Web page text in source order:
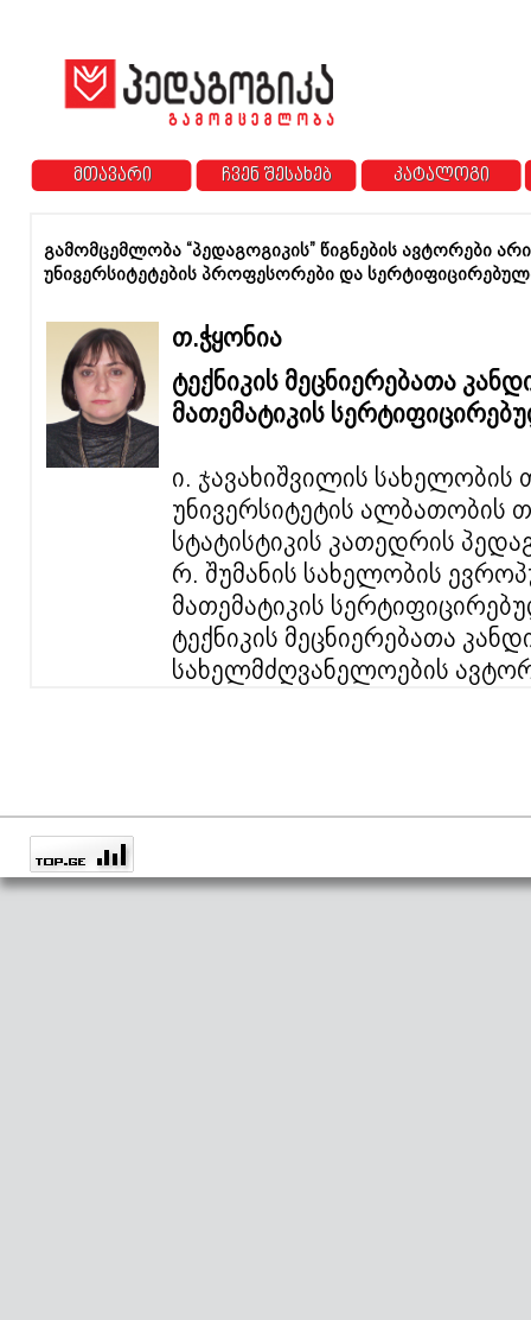
მთავარი ჩვენ შესახებ კატალოგი
გამომცემლობა “პედაგოგიკის” წიგნების ავტორები
უნივერსიტეტების პროფესორები და
თ.ჭყონია
ტექნიკის მეცნიერებათა
მათემატიკის
ი. ჯავახიშვილის
უნივერსიტეტის ალბათობის
სტატისტიკის კათედრის
რ. შუმანის სახელობის
მათემატიკის
ტექნიკის მეცნიერებათა
სახელმძღვანელოების